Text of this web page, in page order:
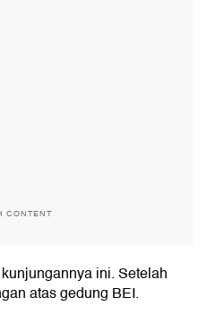
CONTENT
ini. Setelah
atas gedung BEI.